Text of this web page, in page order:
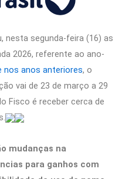
nesta segunda-feira (16) as
2026, referente ao ano-
nos anos anteriores, o
vai de 23 de março a 29
Fisco é receber cerca de
mudanças na
para ganhos com